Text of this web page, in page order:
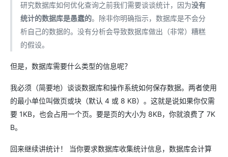
研究数据库如何优化查询之前我们需要谈谈统计，因为没有
统计的数据库是愚蠢的。除非你明确指示，数据库是不会分
析自己的数据的。没有分析会导致数据库做出（非常）糟糕
的假设。
但是，数据库需要什么类型的信息呢？
我必须（简要地）谈谈数据库和操作系统如何保存数据。两者使用
的最小单位叫做页或块（默认 4 或 8 KB）。这就是说如果你仅需
要 1KB，也会占用一个页。要是页的大小为 8KB，你就浪费了 7K
B。
回来继续讲统计！ 当你要求数据库收集统计信息，数据库会计算